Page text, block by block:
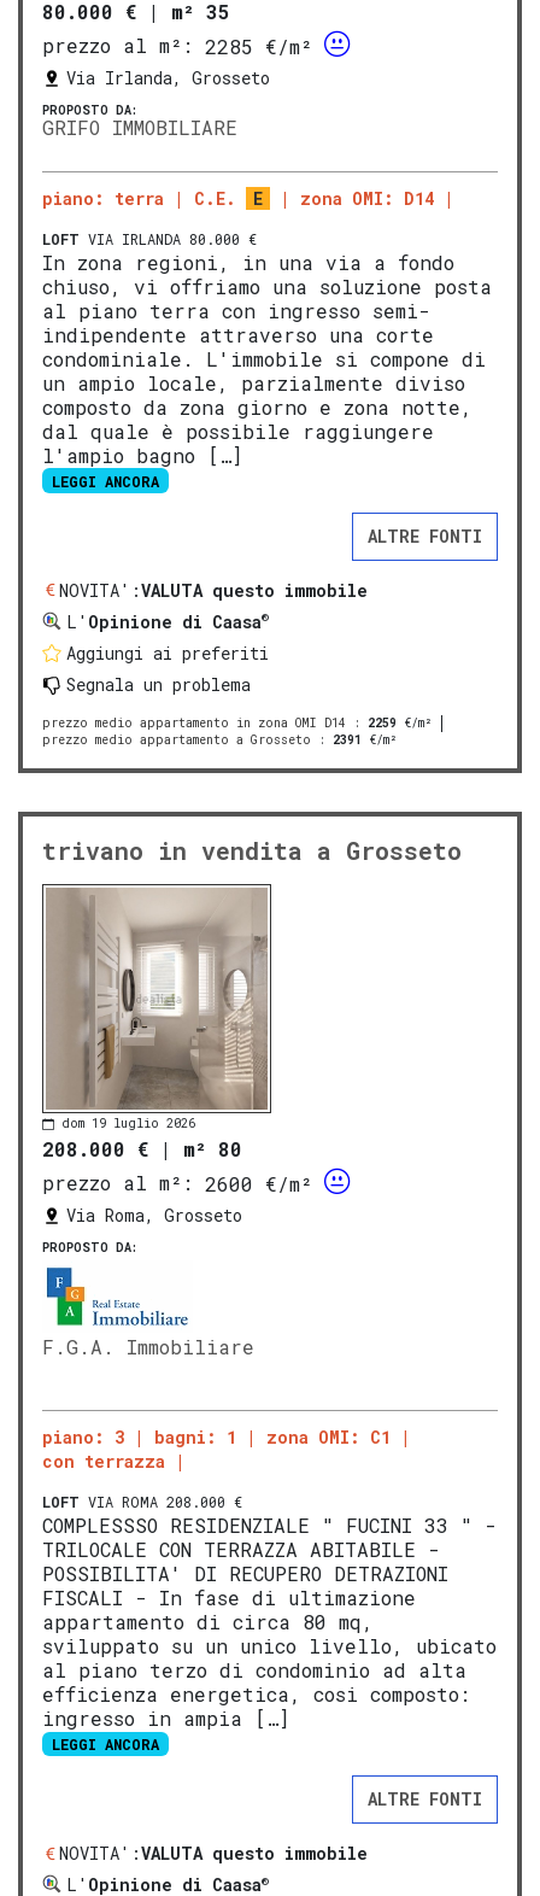
80.000 € | m² 35
prezzo al m²:
2285 €/m²
Via Irlanda, Grosseto
PROPOSTO DA:
GRIFO IMMOBILIARE
piano: terra C.E. E zona OMI: D14
LOFT VIA IRLANDA 80.000 €
In zona regioni, in una via a fondo
chiuso, vi offriamo una soluzione posta
al piano terra con ingresso semi-
indipendente attraverso una corte
condominiale. L'immobile si compone di
un ampio locale, parzialmente diviso
composto da zona giorno e zona notte,
dal quale è possibile raggiungere
l'ampio bagno […]
LEGGI ANCORA
ALTRE FONTI
NOVITA':VALUTA questo immobile
L' Opinione di Caasa®
Aggiungi ai preferiti
Segnala un problema
prezzo medio appartamento in zona OMI D14 : 2259 €/m²
prezzo medio appartamento a Grosseto : 2391 €/m²
trivano in vendita a Grosseto
dom 19 luglio 2026
208.000 € | m² 80
prezzo al m²:
2600 €/m²
Via Roma, Grosseto
PROPOSTO DA:
F.G.A. Immobiliare
piano: 3 bagni: 1
zona OMI: C1
con terrazza
LOFT VIA ROMA 208.000 €
COMPLESSSO RESIDENZIALE " FUCINI 33 " -
TRILOCALE CON TERRAZZA ABITABILE -
POSSIBILITA' DI RECUPERO DETRAZIONI
FISCALI - In fase di ultimazione
appartamento di circa 80 mq,
sviluppato su un unico livello, ubicato
al piano terzo di condominio ad alta
efficienza energetica, cosi composto:
ingresso in ampia […]
LEGGI ANCORA
ALTRE FONTI
NOVITA':VALUTA questo immobile
L' Opinione di Caasa®